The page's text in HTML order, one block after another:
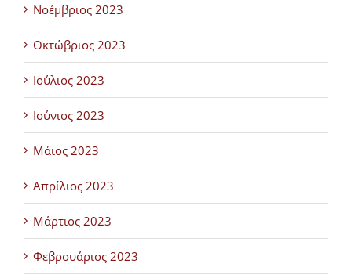
Νοέμβριος 2023
Οκτώβριος 2023
Ιούλιος 2023
Ιούνιος 2023
Μάιος 2023
Απρίλιος 2023
Μάρτιος 2023
Φεβρουάριος 2023